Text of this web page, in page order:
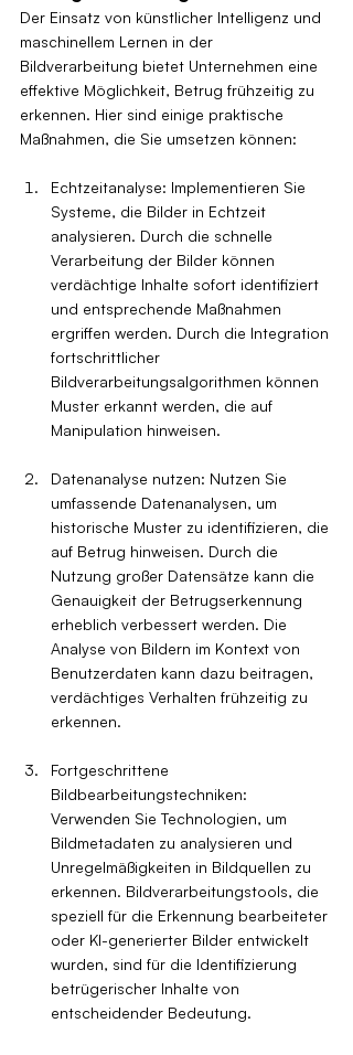
Der Einsatz von künstlicher Intelligenz und
maschinellem Lernen in der
Bildverarbeitung bietet Unternehmen eine
effektive Möglichkeit, Betrug frühzeitig zu
erkennen. Hier sind einige praktische
Maßnahmen, die Sie umsetzen können:
Echtzeitanalyse: Implementieren Sie
Systeme, die Bilder in Echtzeit
analysieren. Durch die schnelle
Verarbeitung der Bilder können
verdächtige Inhalte sofort identifiziert
und entsprechende Maßnahmen
ergriffen werden. Durch die Integration
fortschrittlicher
Bildverarbeitungsalgorithmen können
Muster erkannt werden, die auf
Manipulation hinweisen.
Datenanalyse nutzen: Nutzen Sie
umfassende Datenanalysen, um
historische Muster zu identifizieren, die
auf Betrug hinweisen. Durch die
Nutzung großer Datensätze kann die
Genauigkeit der Betrugserkennung
erheblich verbessert werden. Die
Analyse von Bildern im Kontext von
Benutzerdaten kann dazu beitragen,
verdächtiges Verhalten frühzeitig zu
erkennen.
Fortgeschrittene
Bildbearbeitungstechniken:
Verwenden Sie Technologien, um
Bildmetadaten zu analysieren und
Unregelmäßigkeiten in Bildquellen zu
erkennen. Bildverarbeitungstools, die
speziell für die Erkennung bearbeiteter
oder KI-generierter Bilder entwickelt
wurden, sind für die Identifizierung
betrügerischer Inhalte von
entscheidender Bedeutung.